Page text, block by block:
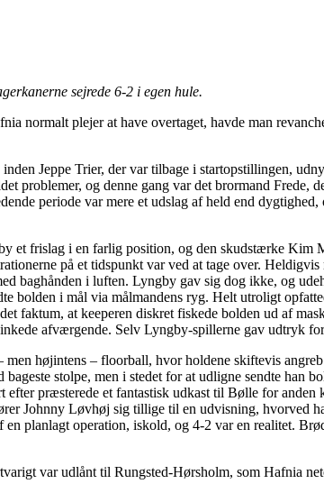
sejrede 6-2 i egen hule.
normalt plejer at have overtaget, havde man
Jeppe Trier, der var tilbage i startopstillingen,
problemer, og denne gang var det brormand Frede,
periode var mere et udslag af held end
et frislag i en farlig position, og den skudstærke
på et tidspunkt var ved at tage over.
baghånden i luften. Lyngby gav sig dog ikke, og
bolden i mål via målmandens ryg. Helt utroligt
faktum, at keeperen diskret fiskede bolden ud af
afværgende. Selv Lyngby-spillerne gav udtryk
højintens – floorball, hvor holdene skiftevis
stolpe, men i stedet for at udligne sendte han
præsterede et fantastisk udkast til Bølle for
Johnny Løvhøj sig tillige til en udvisning,
planlagt operation, iskold, og 4-2 var en realitet.
var udlånt til Rungsted-Hørsholm, som Hafnia